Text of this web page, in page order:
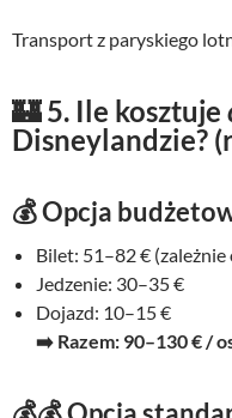
Transport z paryskiego
🏰5. Ile kosztuje
Disneylandzie?
💰 Opcja
Bilet: 51–82 €
Jedzenie: 30–35 €
Dojazd: 10–15 €
➡️ Razem: 90–130 € /